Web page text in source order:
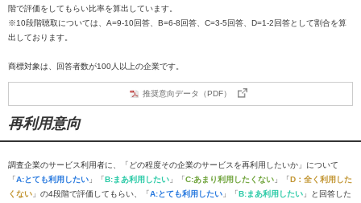
階で評価をしてもらい比率を算出しています。
※10段階聴取については、A=9-10回答、B=6-8回答、C=3-5回答、D=1-2回答として割合を算
出しております。
商標対象は、回答者数が100人以上の企業です。
推奨意向データ（PDF）
再利用意向
調査企業のサービス利用者に、「どの程度その企業のサービスを再利用したいか」について
「A:とても利用したい 」「B:まあ利用したい 」「C:あまり利用したくない 」「D：全く利用した
くない 」の4段階で評価してもらい、「A:とても利用したい 」「B:まあ利用したい 」と回答した